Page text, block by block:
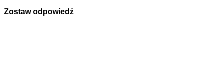
Zostaw odpowiedź